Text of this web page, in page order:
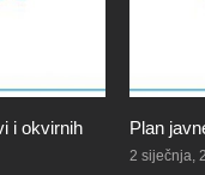
i okvirnih
Plan
2 siječnja,